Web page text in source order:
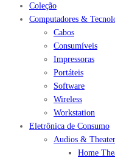
Coleção
Computadores &
Cabos
Consumíveis
Impressoras
Portáteis
Software
Wireless
Workstation
Eletrônica de Consumo
Audios &
Home